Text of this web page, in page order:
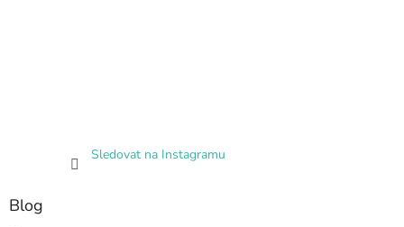
Sledovat na Instagramu
Blog